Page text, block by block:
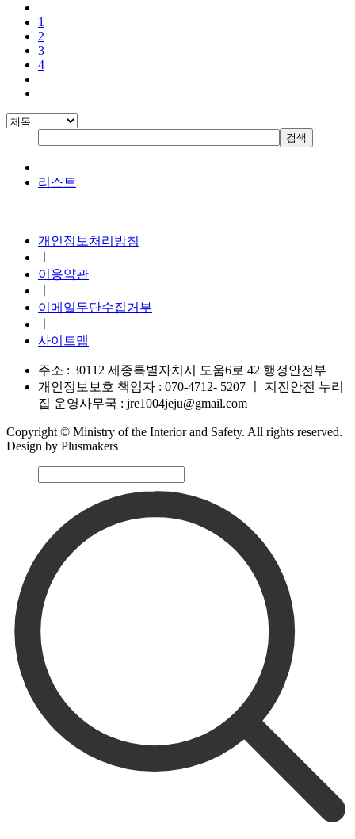
1
2
3
4
리스트
개인정보처리방침
이용약관
이메일무단수집거부
사이트맵
주소 : 30112 세종특별자치시 도움6로 42 행정안전부
개인정보보호 책임자 : 070-4712- 5207
지진안전 누리
집 운영사무국 : jre1004jeju@gmail.com
Copyright © Ministry of the Interior and Safety. All rights reserved.
Design by Plusmakers